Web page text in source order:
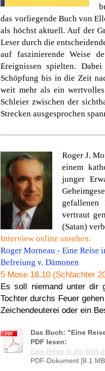
das vorliegende Buch von
als höchst aktuell. Auf der
Leser durch die
auf faszinierende Weise
Ereignissen spielten.
Schöpfung bis in die Zeit
weit mehr als ein
Schleier zwischen der
Strecken ausgesprochen
Roger J.
einem
junger
vertraut
(Satan)
Interview online ansehen:
Roger Morneau - Eine Reise
Befreiung v. Dämonen
5 Mose 18,10 (Schlachter
Es soll niemand unter dir
Tochter durchs Feuer
Zeichendeuterei oder ein
Das Buch: "Eine
PDF lesen:
Eine Reise in die Welt
PDF-Dokument [8.1